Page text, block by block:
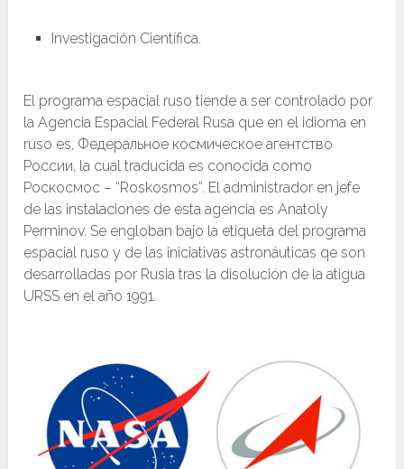
Investigación Científica.
El programa espacial ruso tiende a ser controlado por
la Agencia Espacial Federal Rusa que en el idioma en
ruso es, Федеральное космическое агентство
России, la cual traducida es conocida como
Роскосмос – “Roskosmos”. El administrador en jefe
de las instalaciones de esta agencia es Anatoly
Perminov. Se engloban bajo la etiqueta del programa
espacial ruso y de las iniciativas astronáuticas qe son
desarrolladas por Rusia tras la disolución de la atigua
URSS en el año 1991.